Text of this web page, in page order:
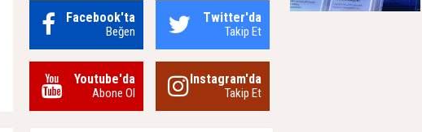
Facebook'ta
Beğen
Twitter'da
Takip Et
Youtube'da
Abone Ol
Instagram'da
Takip Et